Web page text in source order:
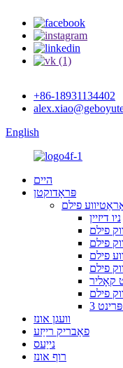
+86-18931134402
English
היים
פּראָדוקטן
פילם
ניו דיזיין
פילם
פילם
פילם
פילם
קאָליר
פילם
פּרינט
וועגן אונז
פאַבריק רייַזע
נייַעס
רוף אונז